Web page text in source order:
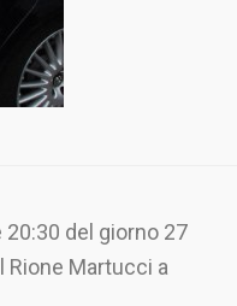
del giorno 27
Rione Martucci a